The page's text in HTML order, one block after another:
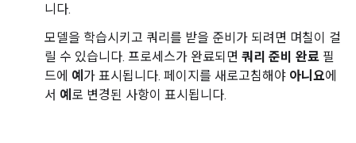
니다.
모델을 학습시키고 쿼리를 받을 준비가 되려면 며칠이 걸
릴 수 있습니다. 프로세스가 완료되면 쿼리 준비 완료 필
드에 예 가 표시됩니다. 페이지를 새로고침해야 아니요에
서 예 로 변경된 사항이 표시됩니다.